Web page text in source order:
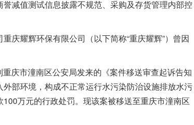
减值测试信息披露不规范、采购及存货管理内部控
耀辉环保有限公司（以下简称“重庆耀辉”）曾因
市潼南区公安局发来的《案件移送审查起诉告知
部环境，构成不正常运行水污染防治设施排放水污
万元的行政处罚。现该案被移送至重庆市潼南区